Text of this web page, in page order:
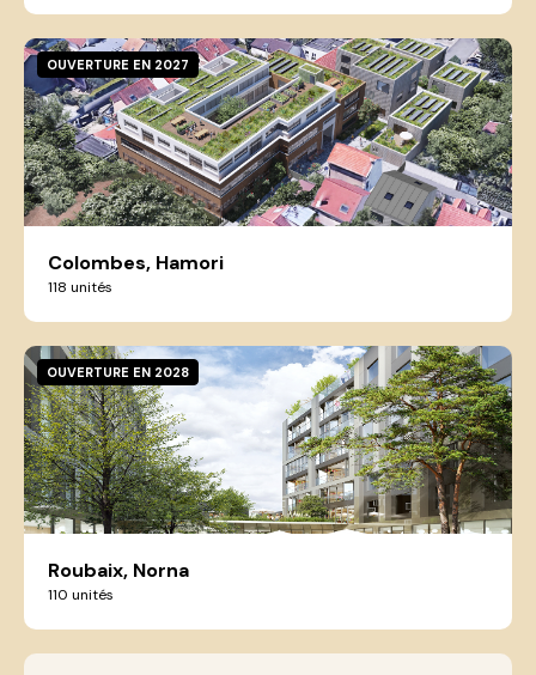
Colombes, Hamori
118 unités
OUVERTURE EN 2027
Roubaix, Norna
110 unités
OUVERTURE EN 2028